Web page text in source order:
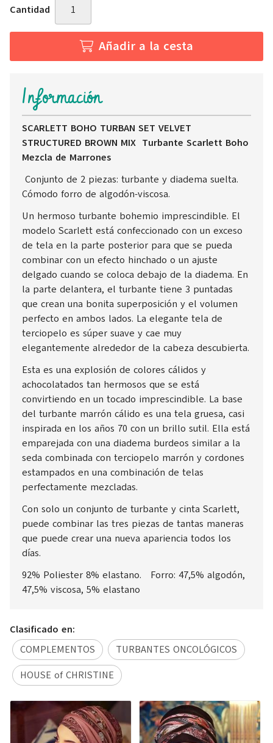
Cantidad
Añadir a la cesta
Información
SCARLETT BOHO TURBAN SET VELVET
STRUCTURED BROWN MIX Turbante Scarlett Boho
Mezcla de Marrones
Conjunto de 2 piezas: turbante y diadema suelta.
Cómodo forro de algodón-viscosa.
Un hermoso turbante bohemio imprescindible. El
modelo Scarlett está confeccionado con un exceso
de tela en la parte posterior para que se pueda
combinar con un efecto hinchado o un ajuste
delgado cuando se coloca debajo de la diadema. En
la parte delantera, el turbante tiene 3 puntadas
que crean una bonita superposición y el volumen
perfecto en ambos lados. La elegante tela de
terciopelo es súper suave y cae muy
elegantemente alrededor de la cabeza descubierta.
Esta es una explosión de colores cálidos y
achocolatados tan hermosos que se está
convirtiendo en un tocado imprescindible. La base
del turbante marrón cálido es una tela gruesa, casi
inspirada en los años 70 con un brillo sutil. Ella está
emparejada con una diadema burdeos similar a la
seda combinada con terciopelo marrón y cordones
estampados en una combinación de telas
perfectamente mezcladas.
Con solo un conjunto de turbante y cinta Scarlett,
puede combinar las tres piezas de tantas maneras
que puede crear una nueva apariencia todos los
días.
92% Poliester 8% elastano. Forro: 47,5% algodón,
47,5% viscosa, 5% elastano
Clasificado en:
COMPLEMENTOS
TURBANTES ONCOLÓGICOS
HOUSE of CHRISTINE